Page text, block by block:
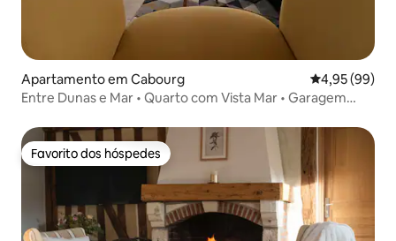
Apartamento em Cabourg Classificação
4,95 (99)
Entre Dunas e Mar • Quarto com Vista Mar • Garagem
Favorito dos hóspedes
Favorito dos hóspedes